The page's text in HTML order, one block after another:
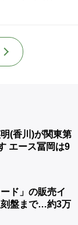
(香川)が関東第
エース冨岡は9
ド」の販売イ
盤まで…約3万